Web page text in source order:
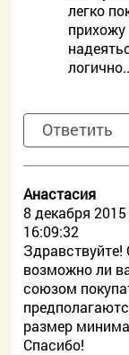
легко
Ответить
Анастасия
8 декабря 2015
16:09:32
Здравствуйте!
возможно ли
союзом
размер
Спасибо!